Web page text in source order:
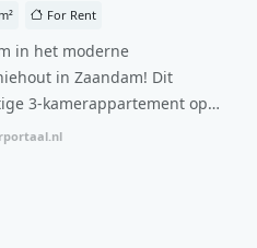
For Rent
in het moderne
in Zaandam! Dit
3-kamerappartement op
biedt een ideale